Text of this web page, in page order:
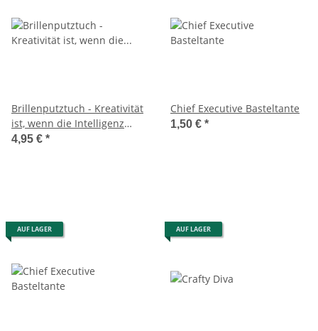
Brillenputztuch - Kreativität
ist, wenn die Intelligenz
Spaß hat.
4,95 € *
Chief Executive Basteltante
1,50 € *
AUF LAGER AUF LAGER